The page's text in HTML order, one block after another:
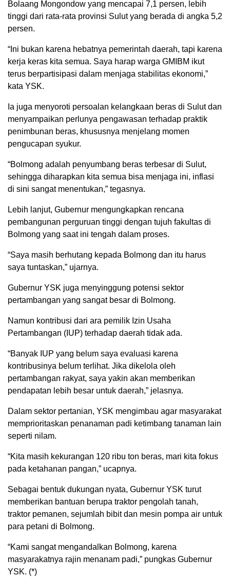
Bolaang Mongondow yang mencapai 7,1 persen, lebih
tinggi dari rata-rata provinsi Sulut yang berada di angka 5,2
persen.
“Ini bukan karena hebatnya pemerintah daerah, tapi karena
kerja keras kita semua. Saya harap warga GMIBM ikut
terus berpartisipasi dalam menjaga stabilitas ekonomi,”
kata YSK.
Ia juga menyoroti persoalan kelangkaan beras di Sulut dan
menyampaikan perlunya pengawasan terhadap praktik
penimbunan beras, khususnya menjelang momen
pengucapan syukur.
“Bolmong adalah penyumbang beras terbesar di Sulut,
sehingga diharapkan kita semua bisa menjaga ini, inflasi
di sini sangat menentukan,” tegasnya.
Lebih lanjut, Gubernur mengungkapkan rencana
pembangunan perguruan tinggi dengan tujuh fakultas di
Bolmong yang saat ini tengah dalam proses.
“Saya masih berhutang kepada Bolmong dan itu harus
saya tuntaskan,” ujarnya.
Gubernur YSK juga menyinggung potensi sektor
pertambangan yang sangat besar di Bolmong.
Namun kontribusi dari ara pemilik Izin Usaha
Pertambangan (IUP) terhadap daerah tidak ada.
“Banyak IUP yang belum saya evaluasi karena
kontribusinya belum terlihat. Jika dikelola oleh
pertambangan rakyat, saya yakin akan memberikan
pendapatan lebih besar untuk daerah,” jelasnya.
Dalam sektor pertanian, YSK mengimbau agar masyarakat
memprioritaskan penanaman padi ketimbang tanaman lain
seperti nilam.
“Kita masih kekurangan 120 ribu ton beras, mari kita fokus
pada ketahanan pangan,” ucapnya.
Sebagai bentuk dukungan nyata, Gubernur YSK turut
memberikan bantuan berupa traktor pengolah tanah,
traktor pemanen, sejumlah bibit dan mesin pompa air untuk
para petani di Bolmong.
“Kami sangat mengandalkan Bolmong, karena
masyarakatnya rajin menanam padi,” pungkas Gubernur
YSK. (*)